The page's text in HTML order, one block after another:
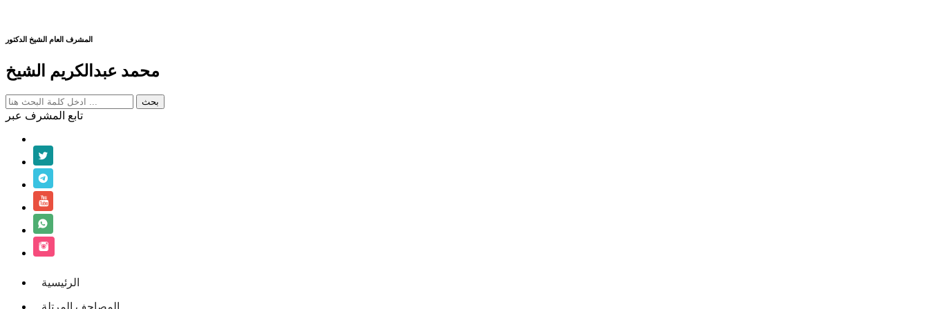
المشرف العام الشيخ الدكتور
محمد عبدالكريم الشيخ
تابع المشرف عبر
الرئيسية
المصاحف المرتلة